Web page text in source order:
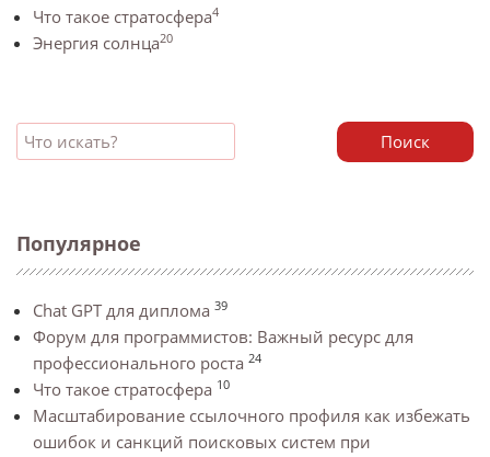
Что такое стратосфера4
Энергия солнца20
Поиск
Популярное
Chat GPT для диплома 39
Форум для программистов: Важный ресурс для
профессионального роста 24
Что такое стратосфера 10
Масштабирование ссылочного профиля как избежать
ошибок и санкций поисковых систем при